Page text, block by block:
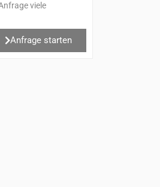
viele
Anfrage starten